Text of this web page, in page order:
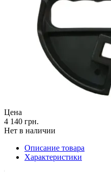
Цена
4 140 грн.
Нет в наличии
Описание товара
Характеристики